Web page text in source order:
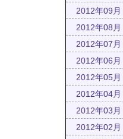
2012年09月
2012年08月
2012年07月
2012年06月
2012年05月
2012年04月
2012年03月
2012年02月